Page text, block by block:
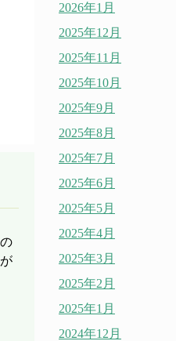
2026年1月
2025年12月
2025年11月
2025年10月
2025年9月
2025年8月
2025年7月
2025年6月
2025年5月
2025年4月
2025年3月
2025年2月
2025年1月
2024年12月